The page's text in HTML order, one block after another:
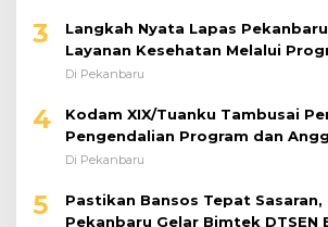
Di Pekanbaru
Kodam XIX/Tuanku Tambusai
Pastikan Kinerja Tepat Sasaran
Di Pekanbaru
Pastikan Bansos Tepat Sasaran,
Puskessos
Di Pekanbaru